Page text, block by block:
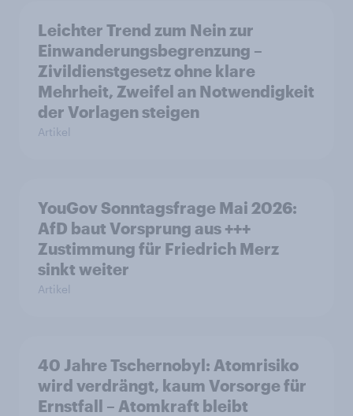
Leichter Trend zum Nein zur
Einwanderungsbegrenzung –
Zivildienstgesetz ohne klare
Mehrheit, Zweifel an Notwendigkeit
der Vorlagen steigen
Artikel
YouGov Sonntagsfrage Mai 2026:
AfD baut Vorsprung aus +++
Zustimmung für Friedrich Merz
sinkt weiter
Artikel
40 Jahre Tschernobyl: Atomrisiko
wird verdrängt, kaum Vorsorge für
Ernstfall – Atomkraft bleibt